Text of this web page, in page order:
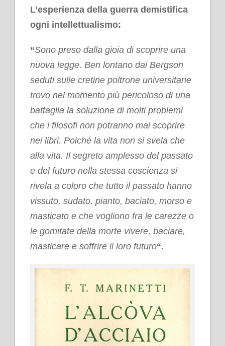
L’esperienza della guerra demistifica
ogni intellettualismo:
“Sono preso dalla gioia di scoprire una
nuova legge. Ben lontano dai Bergson
seduti sulle cretine poltrone universitarie
trovo nel momento più pericoloso di una
battaglia la soluzione di molti problemi
che i filosofi non potranno mai scoprire
nei libri. Poiché la vita non si svela che
alla vita. Il segreto amplesso del passato
e del futuro nella stessa coscienza si
rivela a coloro che tutto il passato hanno
vissuto, sudato, pianto, baciato, morso e
masticato e che vogliono fra le carezze o
le gomitate della morte vivere, baciare,
masticare e soffrire il loro futuro“.